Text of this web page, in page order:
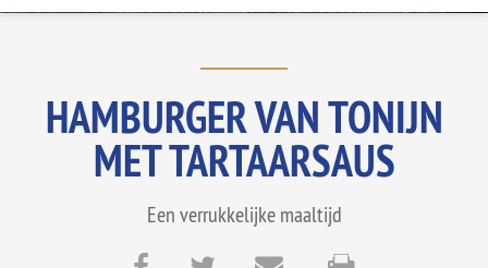
HAMBURGER VAN TONIJN
MET TARTAARSAUS
Een verrukkelijke maaltijd